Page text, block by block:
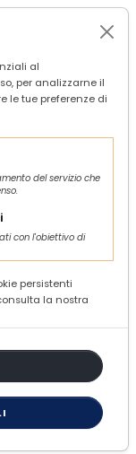
creazione di nuove imprese innovative
Giovani”
a
la
al
per analizzarne il
le tue preferenze di
del servizio che
con l'obiettivo di
persistenti
la nostra